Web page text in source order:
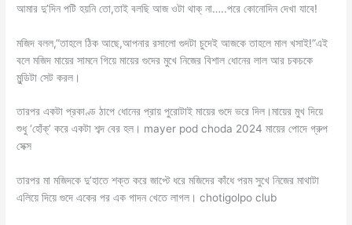
আমার দু’দিন পটি হয়নি তো,তাই বলছি আজ ওটা থাক্ না…..পরে কোনোদিন দেখা যাবে!
মজিদ বলল,”তাহলে ঠিক আছে,আপনার রসালো গুদটা চুদেই আজকে তাহলে মাল খসাই!”এই
বলে মজিদ মায়ের সামনে গিয়ে মায়ের গুদের মুখে নিজের বিশাল ধোনের লাল আর চকচকে
মুন্ডিটা সেট করল।
তারপর একটা প্রকাণ্ড ঠাপে ধোনের প্রায় পুরোটাই মায়ের গুদে ভরে দিল।মায়ের মুখ দিয়ে
শুধু ‘হোঁক্’ করে একটা শব্দ বের হল। mayer pod choda 2024 মায়ের পোদে গ্রুপ
সেক্স
তারপর মা মজিদকে দু’হাতে শক্ত করে জাপ্টে ধরে মজিদের কাঁধে পরম সুখে নিজের মাথাটা
এলিয়ে দিয়ে গুদে একের পর এক গাদন খেতে লাগল। chotigolpo club